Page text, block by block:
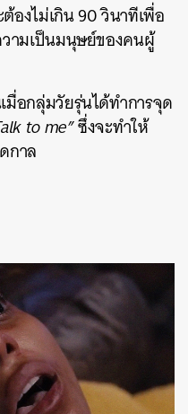
องไม่เกิน 90 วินาทีเพื่อ
มเป็นมนุษย์ของคนผู้
อกลุ่มวัยรุ่นได้ทำการจุด
to me”ซึ่งจะทำให้
กาล